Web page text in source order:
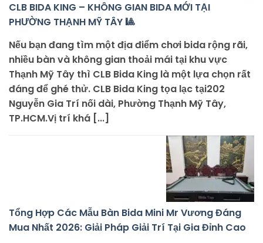
CLB BIDA KING – KHÔNG GIAN BIDA MỚI TẠI
PHƯỜNG THẠNH MỸ TÂY 🎱
Nếu bạn đang tìm một địa điểm chơi bida rộng rãi,
nhiều bàn và không gian thoải mái tại khu vực
Thạnh Mỹ Tây thì CLB Bida King là một lựa chọn rất
đáng để ghé thử. CLB Bida King tọa lạc tại202
Nguyễn Gia Trí nối dài, Phường Thạnh Mỹ Tây,
TP.HCM.Vị trí khá [...]
Tổng Hợp Các Mẫu Bàn Bida Mini Mr Vương Đáng
Mua Nhất 2026: Giải Pháp Giải Trí Tại Gia Đỉnh Cao